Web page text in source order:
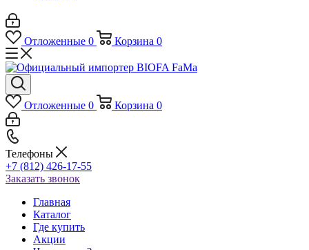
Отложенные 0 Корзина 0
Отложенные 0 Корзина 0
Телефоны
+7 (812) 426-17-55
Заказать звонок
Главная
Каталог
Где купить
Акции